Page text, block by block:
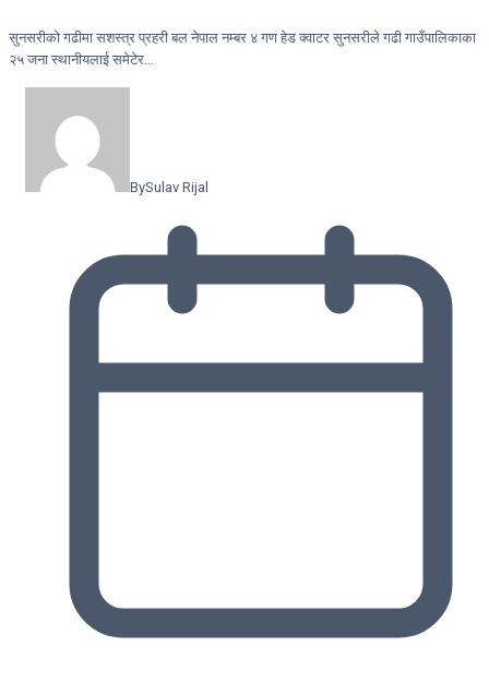
सुनसरीकाे गढीमा सशस्त्र प्रहरी बल नेपाल नम्बर ४ गण हेड क्वाटर सुनसरीले गढी गाउँपालिकाका
२५ जना स्थानीयलाई समेटेर…
BySulav Rijal